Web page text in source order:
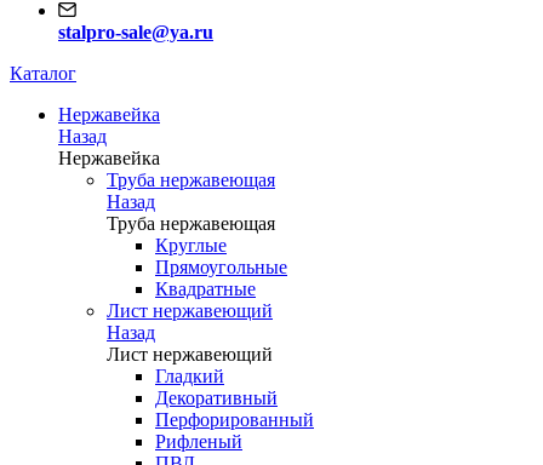
stalpro-sale@ya.ru
Каталог
Нержавейка
Назад
Нержавейка
Труба нержавеющая
Назад
Труба нержавеющая
Круглые
Прямоугольные
Квадратные
Лист нержавеющий
Назад
Лист нержавеющий
Гладкий
Декоративный
Перфорированный
Рифленый